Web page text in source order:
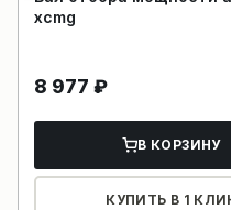
xcmg
8 977 ₽
В КОРЗИНУ
КУПИТЬ В 1